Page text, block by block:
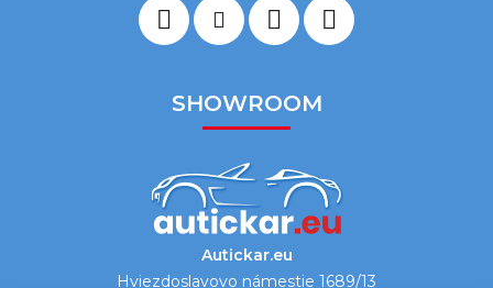
SHOWROOM
Autickar.eu
Hviezdoslavovo námestie 1689/13